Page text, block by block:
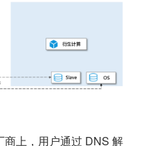
上，用户通过 DNS 解